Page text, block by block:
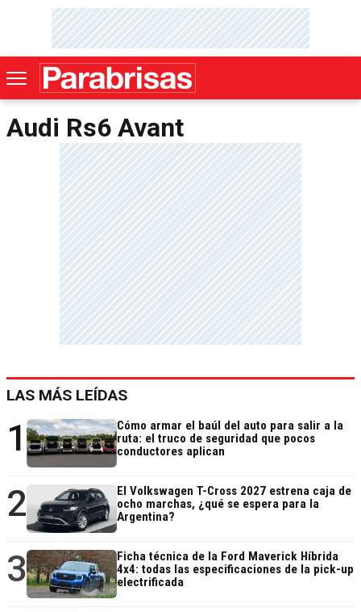
Audi Rs6 Avant
LAS MÁS LEÍDAS
1
Cómo armar el baúl del auto para salir a la
ruta: el truco de seguridad que pocos
conductores aplican
2
El Volkswagen T-Cross 2027 estrena caja de
ocho marchas, ¿qué se espera para la
Argentina?
3
Ficha técnica de la Ford Maverick Híbrida
4x4: todas las especificaciones de la pick-up
electrificada